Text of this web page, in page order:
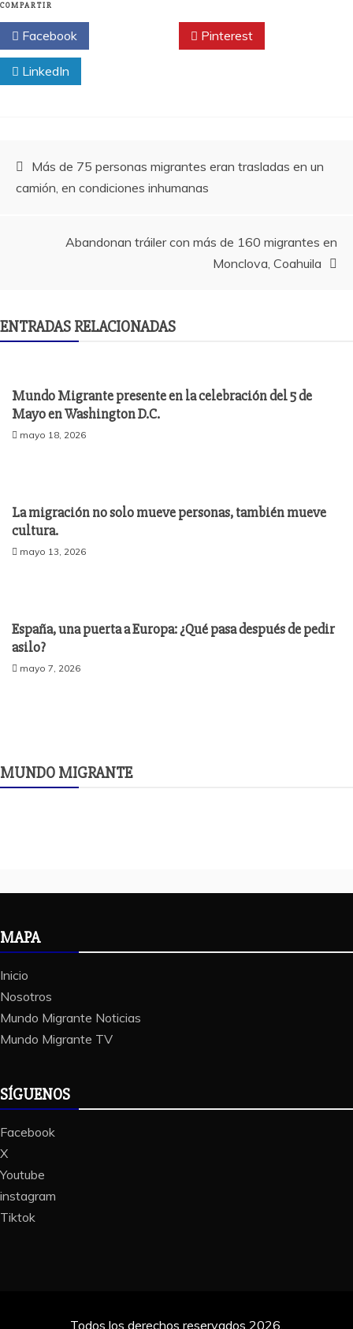
COMPARTIR
Facebook Pinterest
LinkedIn
Navegación
entradas
Más de 75 personas migrantes eran trasladas en un
camión, en condiciones inhumanas
Abandonan tráiler con más de 160 migrantes en
Monclova, Coahuila
ENTRADAS RELACIONADAS
Mundo Migrante presente en la celebración del 5 de
Mayo en Washington D.C.
mayo 18, 2026
La migración no solo mueve personas, también mueve
cultura.
mayo 13, 2026
España, una puerta a Europa: ¿Qué pasa después de pedir
asilo?
mayo 7, 2026
MUNDO MIGRANTE
MAPA
Inicio
Nosotros
Mundo Migrante Noticias
Mundo Migrante TV
SÍGUENOS
Facebook
X
Youtube
instagram
Tiktok
Todos los derechos reservados 2026.